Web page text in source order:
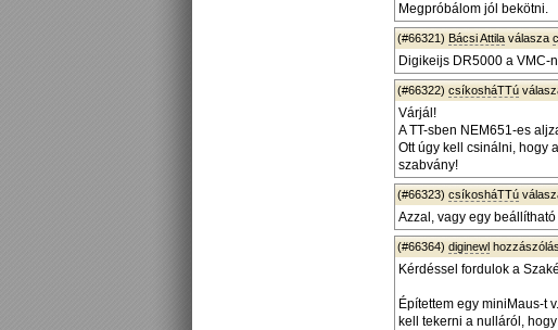
Megpróbálom jól bekötni.
(#66321) Bácsi Attila válasza
Digikeijs DR5000 a VMC-
(#66322) csíkosháTTú
Várjál!
A TT-sben NEM651-es
Ott úgy kell csinálni, hogy
szabvány!
(#66323) csíkosháTTú
Azzal, vagy egy
(#66364) diginewl
Kérdéssel fordulok a
Építettem egy miniMaus-t
kell tekerni a nulláról,